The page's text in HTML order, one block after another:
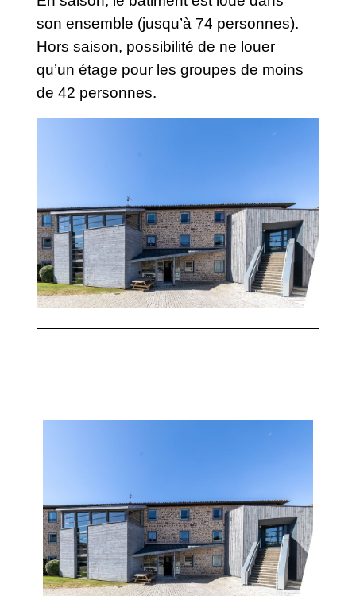
son ensemble (jusqu’à 74 personnes).
Hors saison, possibilité de ne louer
qu’un étage pour les groupes de moins
de 42 personnes.